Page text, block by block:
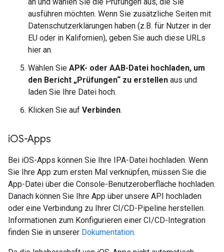
ausführen möchten. Wenn Sie zusätzliche Seiten mit
Datenschutzerklärungen haben (z.B. für Nutzer in der
EU oder in Kalifornien), geben Sie auch diese URLs
hier an.
Wählen Sie APK- oder AAB-Datei hochladen, um
den Bericht „Prüfungen“ zu erstellen aus und
laden Sie Ihre Datei hoch.
Klicken Sie auf Verbinden.
iOS-Apps
Bei iOS-Apps können Sie Ihre IPA-Datei hochladen. Wenn
Sie Ihre App zum ersten Mal verknüpfen, müssen Sie die
App-Datei über die Console-Benutzeroberfläche hochladen.
Danach können Sie Ihre App über unsere API hochladen
oder eine Verbindung zu Ihrer CI/CD-Pipeline herstellen.
Informationen zum Konfigurieren einer CI/CD-Integration
finden Sie in unserer Dokumentation.